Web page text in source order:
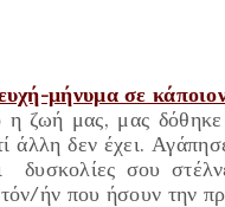
μήνυμα σε
η ζωή μας, μας
άλλη δεν έχει.
δυσκολίες σου
ήν που ήσουν την